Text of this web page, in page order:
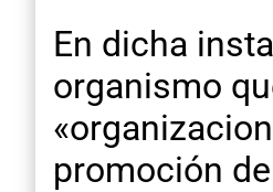
En dicha
organismo
promoción